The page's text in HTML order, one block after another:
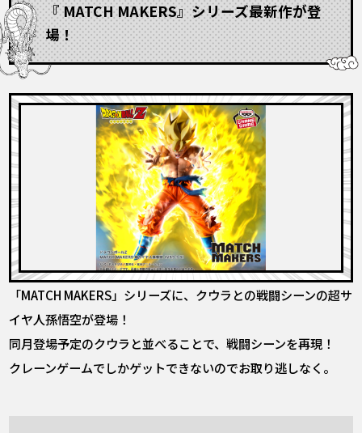
LANGUAGE
JP
EN FR DE ES
『 MATCH MAKERS』シリーズ最新作が登
場！
「MATCH MAKERS」シリーズに、クウラとの戦闘シーンの超サ
イヤ人孫悟空が登場！
同月登場予定のクウラと並べることで、戦闘シーンを再現！
クレーンゲームでしかゲットできないのでお取り逃しなく。